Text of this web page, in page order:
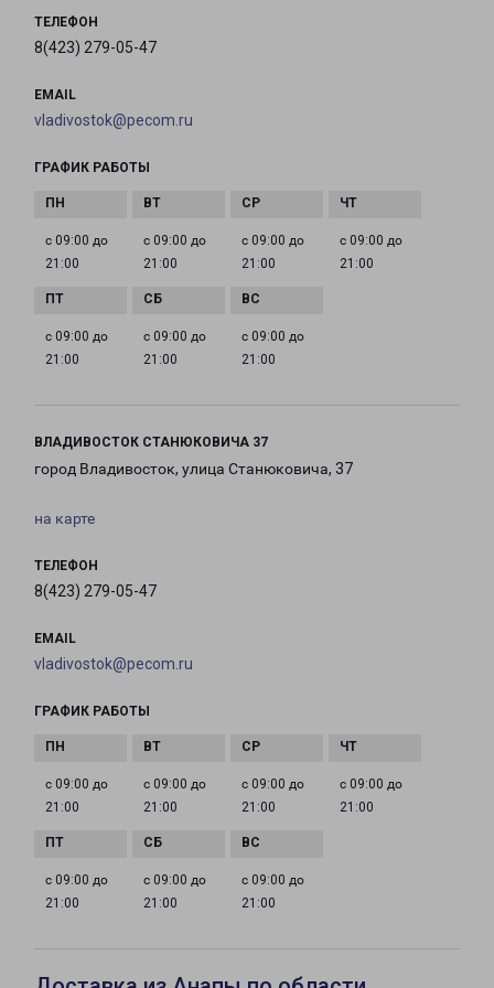
ТЕЛЕФОН
8(423) 279-05-47
EMAIL
vladivostok@pecom.ru
ГРАФИК РАБОТЫ
с 09:00 до
21:00
с 09:00 до
21:00
с 09:00 до
21:00
с 09:00 до
21:00
с 09:00 до
21:00
с 09:00 до
21:00
с 09:00 до
21:00
ВЛАДИВОСТОК СТАНЮКОВИЧА 37
город Владивосток, улица Станюковича, 37
на карте
ТЕЛЕФОН
8(423) 279-05-47
EMAIL
vladivostok@pecom.ru
ГРАФИК РАБОТЫ
с 09:00 до
21:00
с 09:00 до
21:00
с 09:00 до
21:00
с 09:00 до
21:00
с 09:00 до
21:00
с 09:00 до
21:00
с 09:00 до
21:00